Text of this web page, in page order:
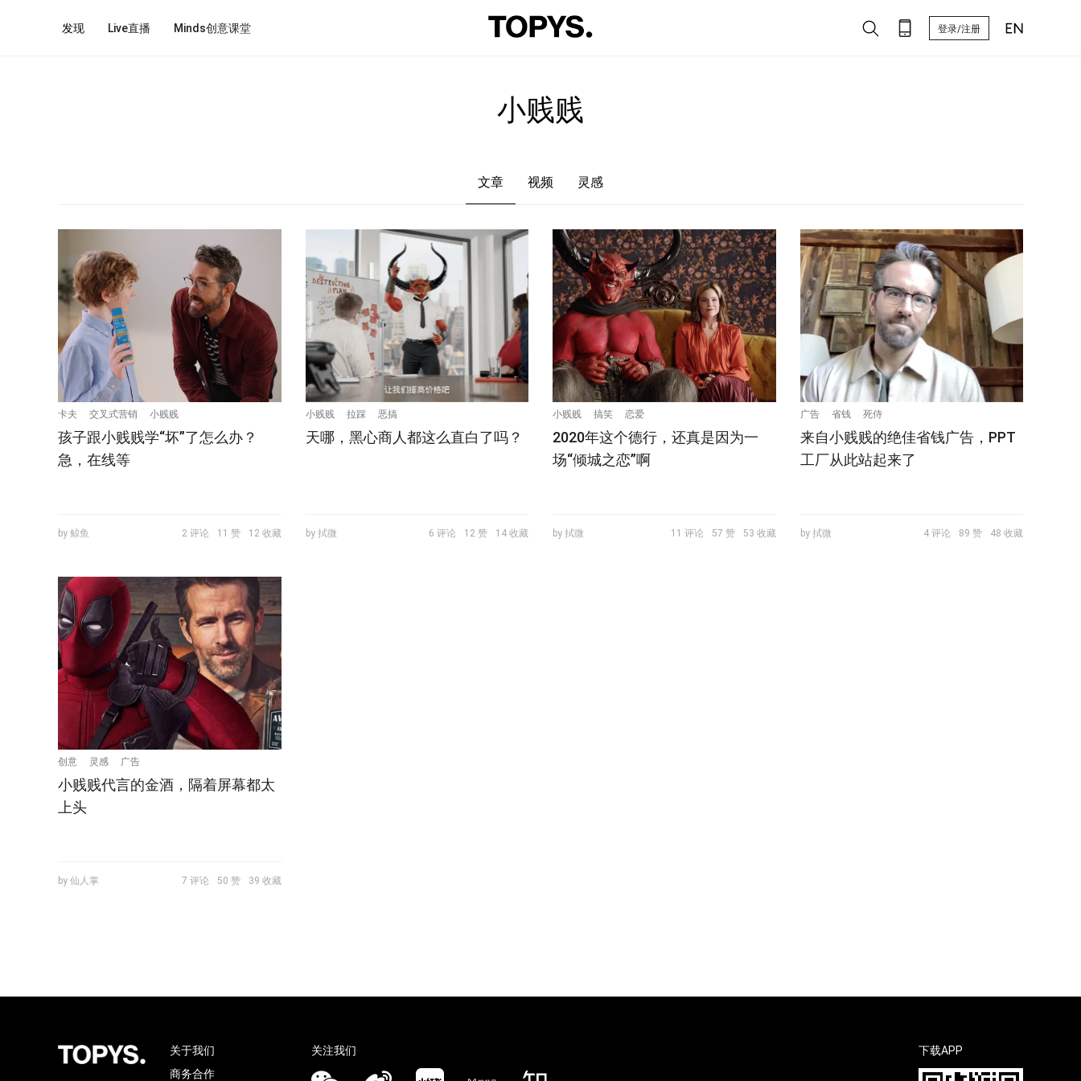
发现 Live直播 Minds创意课堂 登录/注册
文章 视频 灵感
卡夫 交叉式营销 小贱贱
孩子跟小贱贱学“坏”了怎么办？
急，在线等
by 鲸鱼 2 评论 11 赞 12 收藏
小贱贱 拉踩 恶搞
天哪，黑心商人都这么直白了吗？
by 拭微 6 评论 12 赞 14 收藏
小贱贱 搞笑 恋爱
2020年这个德行，还真是因为一
场“倾城之恋”啊
by 拭微 11 评论 57 赞 53 收藏
广告 省钱 死侍
来自小贱贱的绝佳省钱广告，PPT
工厂从此站起来了
by 拭微 4 评论 89 赞 48 收藏
创意 灵感 广告
小贱贱代言的金酒，隔着屏幕都太
上头
by 仙人掌 7 评论 50 赞 39 收藏
关于我们
商务合作
关注我们 下载APP